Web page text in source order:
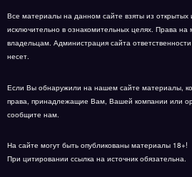
Все материалы на данном сайте взяты из открытых
исключительно в ознакомительных целях. Права
владельцам. Администрация сайта
несет.
Если Вы обнаружили на нашем сайте материалы,
права, принадлежащие Вам, Вашей компании или
сообщите нам.
На сайте могут быть опубликованы материалы 18+!
При цитировании ссылка на источник обязательна.